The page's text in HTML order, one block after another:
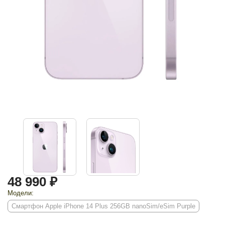
48 990 ₽
Модели:
Смартфон Apple iPhone 14 Plus 256GB nanoSim/eSim Purple